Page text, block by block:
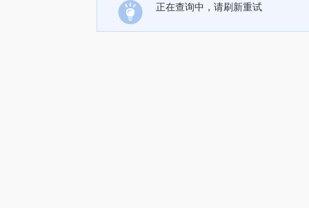
正在查询中，请刷新重试